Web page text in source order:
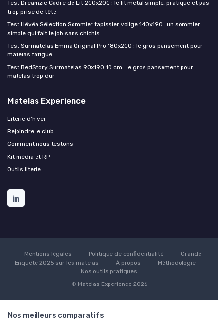
Test Dreamzie Cadre de Lit 200x200 : le lit metal simple, pratique et pas
trop prise de tête
Test Hévéa Sélection Sommier tapissier volige 140x190 : un sommier
simple qui fait le job sans chichis
Test Surmatelas Emma Original Pro 180x200 : le gros pansement pour
matelas fatigué
Test BedStory Surmatelas 90x190 10 cm : le gros pansement pour
matelas trop dur
Matelas Experience
Literie d'hiver
Rejoindre le club
Comment nous testons
Kit média et RP
Outils literie
Mentions légales Politique de confidentialité
Grande
Enquête 2025 sur les matelas
À propos
Méthodologie
Nos outils pratiques
© Matelas Experience 2026
Nos meilleurs comparatifs